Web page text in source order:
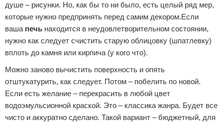
душе – рисунки. Но, как бы то ни было, есть целый ряд мер,
которые нужно предпринять перед самим декором.Если
ваша печь находится в неудовлетворительном состоянии,
нужно как следует счистить старую облицовку (шпатлевку)
вплоть до камня или кирпича (у кого что).
Можно заново вычистить поверхность и опять
отштукатурить, как следует. Потом – побелить по новой.
Если есть желание – перекрасить в любой цвет
водоэмульсионной краской. Это – классика жанра. Будет все
чисто и аккуратно сделано. Такой вариант – бюджетный, для